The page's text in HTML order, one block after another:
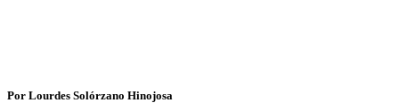
Por Lourdes Solórzano Hinojosa